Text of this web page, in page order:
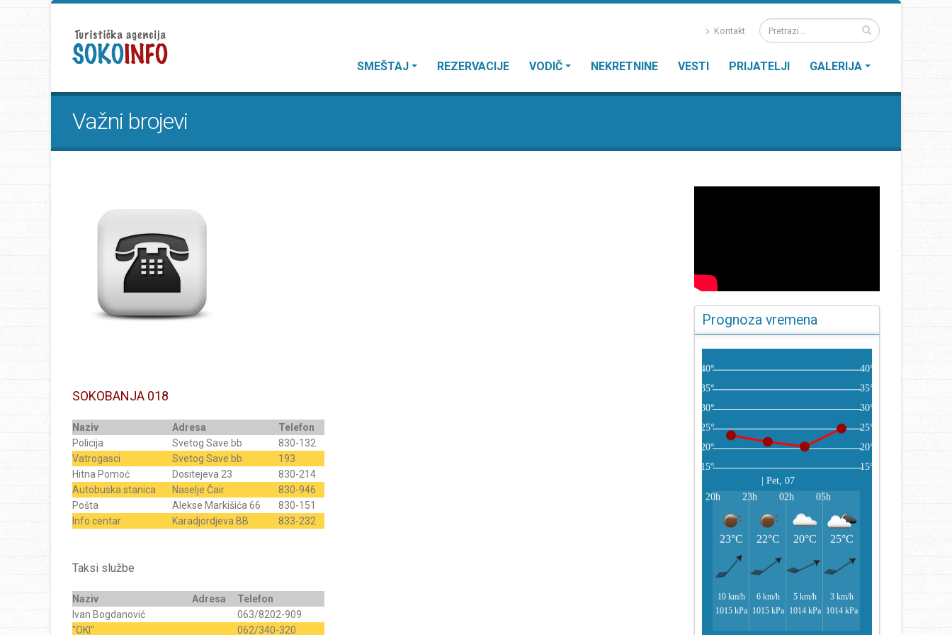
Kontakt
SMEŠTAJ REZERVACIJE VODIČ NEKRETNINE VESTI PRIJATELJI GALERIJA
Važni brojevi
SOKOBANJA 018
Naziv Adresa
Telefon
Policija
Svetog Save bb
830-132
Vatrogasci
Svetog Save bb
193
Hitna Pomoć
Dositejeva 23
830-214
Autobuska stanica
Naselje Čair
830-946
Pošta
Alekse Markišića 66
830-151
Info centar
Karadjordjeva BB 833-232
Taksi službe
Naziv Adresa
Telefon
Ivan Bogdanović
063/8202-909
"OKI"
062/340-320
Prognoza vremena